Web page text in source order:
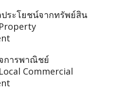
ระโยชน์จากทรัพย์สิน
การพาณิชย์
Commercial